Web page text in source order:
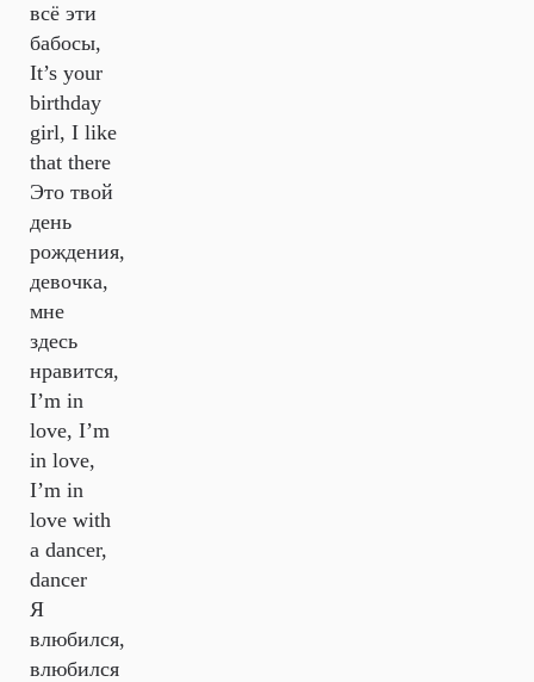
всё эти
бабосы,
It’s your
birthday
girl, I like
that there
Это твой
день
рождения,
девочка,
мне
здесь
нравится,
I’m in
love, I’m
in love,
I’m in
love with
a dancer,
dancer
Я
влюбился,
влюбился